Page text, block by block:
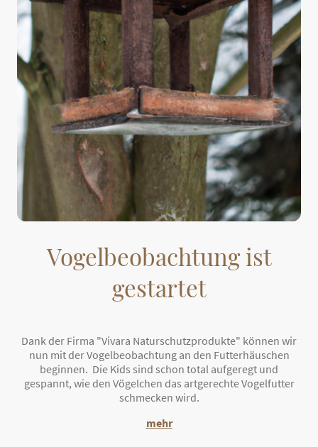
Vogelbeobachtung ist
gestartet
Dank der Firma "Vivara Naturschutzprodukte" können wir
nun mit der Vogelbeobachtung an den Futterhäuschen
beginnen. Die Kids sind schon total aufgeregt und
gespannt, wie den Vögelchen das artgerechte Vogelfutter
schmecken wird.
mehr